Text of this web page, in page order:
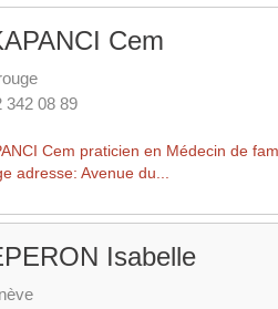
Cem
342 08 89
Cem praticien en Médecin de
adresse: Avenue du...
Isabelle